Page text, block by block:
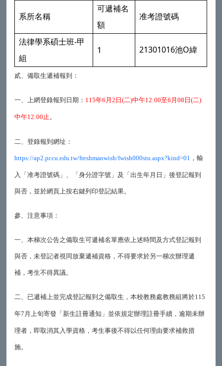
系所名稱
可遞補名
額
准考證號碼
法律學系碩士班-甲
組
1 21301016池O緯
貳、備取生遞補報到：
一、上網登錄報到日期： 115年6 月2 日(二)中午12:00至6 月08 日(二)
中午12:00止。
二、登錄報到網址：
https://ap2.pccu.edu.tw/freshmanwish/fwish000stu.aspx?kind=01 ，輸
入「准考證號碼」、「身分證字號」及「出生年月日」後登記報到
與否，並於網頁上按右鍵列印登記結果。
參、注意事項：
一、本梯次公告之備取生可遞補名單應依上述時間及方式登記報到
與否，未登記者視同放棄遞補資格，不得要求於另一梯次辦理遞
補，考生不得異議。
二、已遞補上並完成登記報到之備取生，本校教務處教務組將於115
年7 月上旬寄發「新生註冊通知」並依規定辦理註冊手續，逾期未辦
理者，即取消其入學資格，考生事後不得以任何理由要求補救措
施。